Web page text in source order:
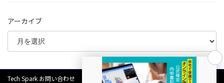
アーカイブ
Tech Spark お問い合わせ